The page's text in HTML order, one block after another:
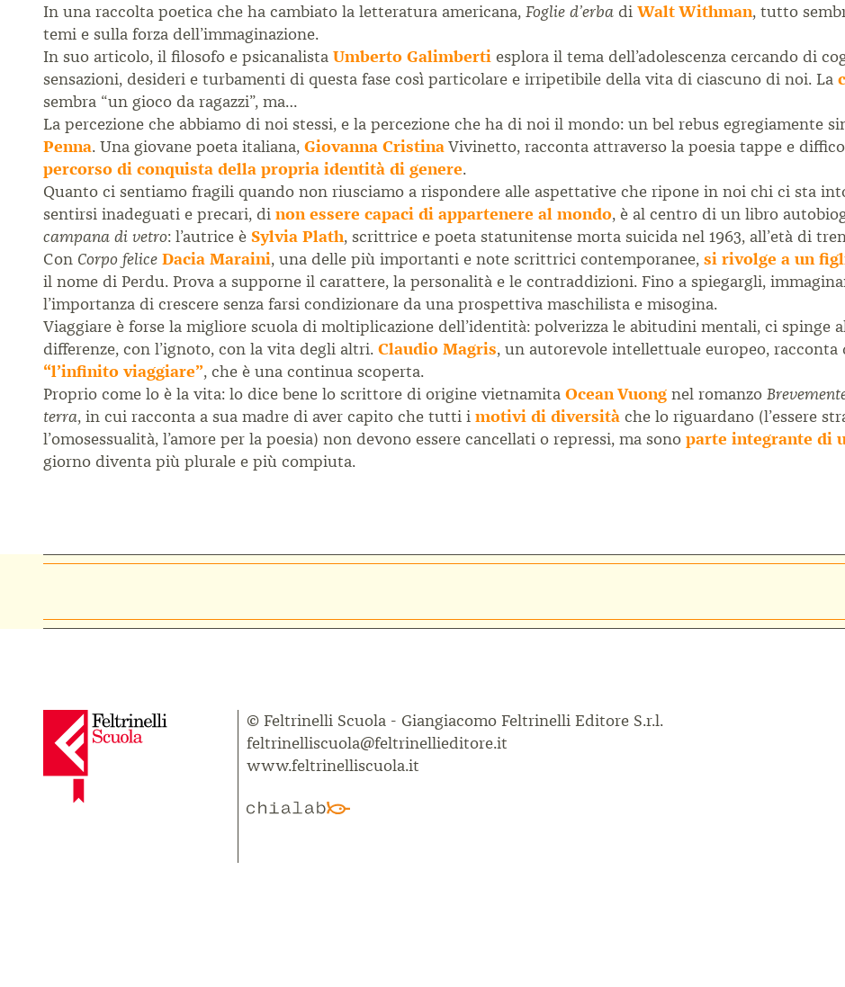
In una raccolta poetica che ha cambiato la letteratura americana, Foglie d’erba di Walt Withman, tutto
temi e sulla forza dell’immaginazione.
In suo articolo, il filosofo e psicanalista Umberto Galimberti esplora il tema dell’adolescenza cercando di
sensazioni, desideri e turbamenti di questa fase così particolare e irripetibile della vita di ciascuno di noi. La
sembra “un gioco da ragazzi”, ma…
La percezione che abbiamo di noi stessi, e la percezione che ha di noi il mondo: un bel rebus egregiamente
Penna. Una giovane poeta italiana, Giovanna CristinaVivinetto, racconta attraverso la poesia tappe e
percorso di conquista della propria identità di genere.
Quanto ci sentiamo fragili quando non riusciamo a rispondere alle aspettative che ripone in noi chi ci sta
sentirsi inadeguati e precari, di non essere capaci di appartenere al mondo, è al centro di un libro
campana di vetro: l’autrice è Sylvia Plath, scrittrice e poeta statunitense morta suicida nel 1963, all’età di
Con Corpo felice Dacia Maraini, una delle più importanti e note scrittrici contemporanee, si rivolge a un
il nome di Perdu. Prova a supporne il carattere, la personalità e le contraddizioni. Fino a spiegargli,
l’importanza di crescere senza farsi condizionare da una prospettiva maschilista e misogina.
Viaggiare è forse la migliore scuola di moltiplicazione dell’identità: polverizza le abitudini mentali, ci spinge
differenze, con l’ignoto, con la vita degli altri. Claudio Magris, un autorevole intellettuale europeo, racconta
“l’infinito viaggiare”, che è una continua scoperta.
Proprio come lo è la vita: lo dice bene lo scrittore di origine vietnamita Ocean Vuong nel romanzo
terra, in cui racconta a sua madre di aver capito che tutti i motivi di diversità che lo riguardano (l’essere
l’omosessualità, l’amore per la poesia) non devono essere cancellati o repressi, ma sono parte integrante di
giorno diventa più plurale e più compiuta.
© Feltrinelli Scuola - Giangiacomo Feltrinelli Editore S.r.l.
feltrinelliscuola@feltrinellieditore.it
www.feltrinelliscuola.it